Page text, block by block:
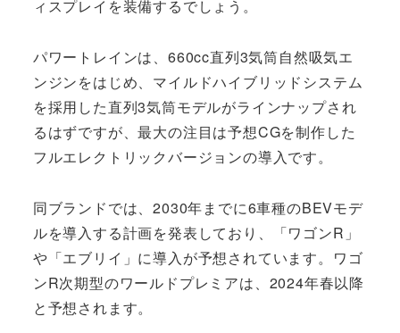
ィスプレイを装備するでしょう。
パワートレインは、660cc直列3気筒自然吸気エ
ンジンをはじめ、マイルドハイブリッドシステム
を採用した直列3気筒モデルがラインナップされ
るはずですが、最大の注目は予想CGを制作した
フルエレクトリックバージョンの導入です。
同ブランドでは、2030年までに6車種のBEVモデ
ルを導入する計画を発表しており、「ワゴンR」
や「エブリイ」に導入が予想されています。ワゴ
ンR次期型のワールドプレミアは、2024年春以降
と予想されます。